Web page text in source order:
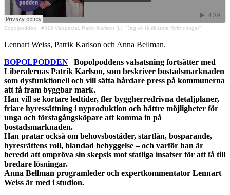
Bopolpodden · #319 Valspecial, Patrik Karlson (L): "Jag vill få till stora förändringar"
Lennart Weiss, Patrik Karlson och Anna Bellman.
BOPOLPODDEN | Bopolpoddens valsatsning fortsätter med
Liberalernas Patrik Karlson, som beskriver bostadsmarknaden
som dysfunktionell och vill sätta hårdare press på kommunerna
att få fram byggbar mark.
Han vill se kortare ledtider, fler byggherredrivna detaljplaner,
friare hyressättning i nyproduktion och bättre möjligheter för
unga och förstagångsköpare att komma in på
bostadsmarknaden.
Han pratar också om behovsbostäder, startlån, bosparande,
hyresrättens roll, blandad bebyggelse – och varför han är
beredd att ompröva sin skepsis mot statliga insatser för att få till
bredare lösningar.
Anna Bellman programleder och expertkommentator Lennart
Weiss är med i studion.